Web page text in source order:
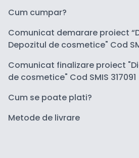
Cum cumpar?
Comunicat demarare proiect
Depozitul de cosmetice" Cod
Comunicat finalizare proiect
de cosmetice" Cod SMIS 317091
Cum se poate plati?
Metode de livrare